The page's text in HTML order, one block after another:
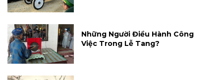
Những Người Điều Hành Công
Việc Trong Lễ Tang?